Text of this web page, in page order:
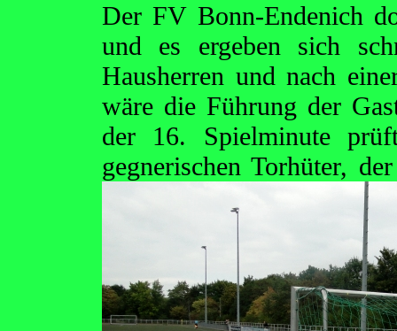
Der FV Bonn-Endenich
und es ergeben sich
Hausherren und nach
wäre die Führung der
der 16. Spielminute
gegnerischen Torhüter,